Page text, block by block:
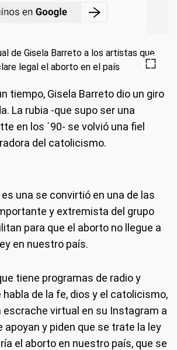
tiempo, Gisela Barreto dio un giro
La rubia -que supo ser una
en los ´90- se volvió una fiel
del catolicismo.
una se convirtió en una de las
y extremista del grupo
para que el aborto no llegue a
en nuestro país.
tiene programas de radio y
de la fe, dios y el catolicismo,
escrache virtual en su Instagram a
apoyan y piden que se trate la ley
el aborto en nuestro país, que se